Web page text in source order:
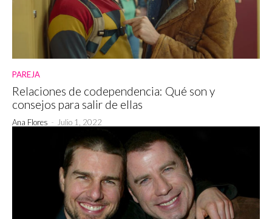
PAREJA
Relaciones de codependencia: Qué son y
consejos para salir de ellas
Ana Flores - Julio 1, 2022